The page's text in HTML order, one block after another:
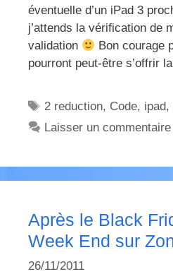
éventuelle d’un iPad 3
j’attends la vérification de
validation
Bon courage
pourront peut-être s’offrir
Étiquettes
2 reduction, Code, ipad,
Laisser un commentaire
Après le Black
Week End sur
26/11/2011